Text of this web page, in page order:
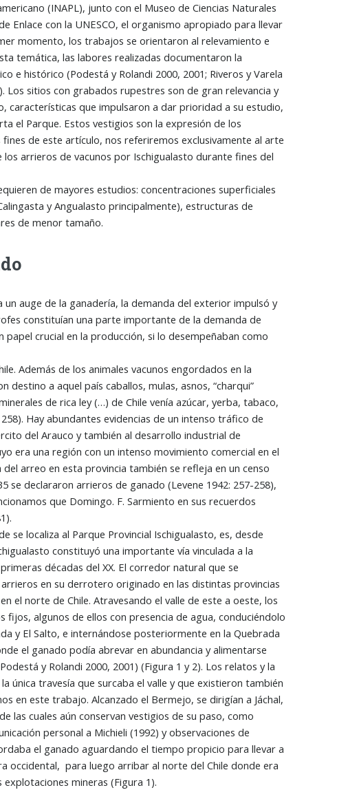
(INAPL), junto con el Museo de Ciencias Naturales
Enlace con la UNESCO, el organismo apropiado para llevar
momento, los trabajos se orientaron al relevamiento e
temática, las labores realizadas documentaron la
e histórico (Podestá y Rolandi 2000, 2001; Riveros y Varela
Los sitios con grabados rupestres son de gran relevancia y
características que impulsaron a dar prioridad a su estudio,
el Parque. Estos vestigios son la expresión de los
de este artículo, nos referiremos exclusivamente al arte
arrieros de vacunos por Ischigualasto durante fines del
de mayores estudios: concentraciones superficiales
y Angualasto principalmente), estructuras de
de menor tamaño.
un auge de la ganadería, la demanda del exterior impulsó y
constituían una parte importante de la demanda de
papel crucial en la producción, si lo desempeñaban como
Además de los animales vacunos engordados en la
a aquel país caballos, mulas, asnos, “charqui”
de rica ley (…) de Chile venía azúcar, yerba, tabaco,
Hay abundantes evidencias de un intenso tráfico de
del Arauco y también al desarrollo industrial de
era una región con un intenso movimiento comercial en el
arreo en esta provincia también se refleja en un censo
se declararon arrieros de ganado (Levene 1942: 257-258),
que Domingo. F. Sarmiento en sus recuerdos
se localiza al Parque Provincial Ischigualasto, es, desde
constituyó una importante vía vinculada a la
décadas del XX. El corredor natural que se
en su derrotero originado en las distintas provincias
el norte de Chile. Atravesando el valle de este a oeste, los
algunos de ellos con presencia de agua, conduciéndolo
y El Salto, e internándose posteriormente en la Quebrada
el ganado podía abrevar en abundancia y alimentarse
y Rolandi 2000, 2001) (Figura 1 y 2). Los relatos y la
única travesía que surcaba el valle y que existieron también
en este trabajo. Alcanzado el Bermejo, se dirigían a Jáchal,
las cuales aún conservan vestigios de su paso, como
personal a Michieli (1992) y observaciones de
el ganado aguardando el tiempo propicio para llevar a
occidental, para luego arribar al norte del Chile donde era
mineras (Figura 1).